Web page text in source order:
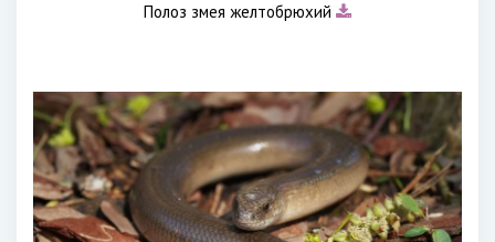
Полоз змея желтобрюхий